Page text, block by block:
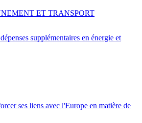
supplémentaires en énergie et
ET TRANSPORT
ses liens avec l'Europe en matière de